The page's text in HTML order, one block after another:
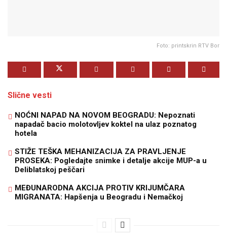
Foto: printskrin RTV Bor
Slične vesti
NOĆNI NAPAD NA NOVOM BEOGRADU: Nepoznati
napadač bacio molotovljev koktel na ulaz poznatog
hotela
STIŽE TEŠKA MEHANIZACIJA ZA PRAVLJENJE
PROSEKA: Pogledajte snimke i detalje akcije MUP-a u
Deliblatskoj peščari
MEĐUNARODNA AKCIJA PROTIV KRIJUMČARA
MIGRANATA: Hapšenja u Beogradu i Nemačkoj